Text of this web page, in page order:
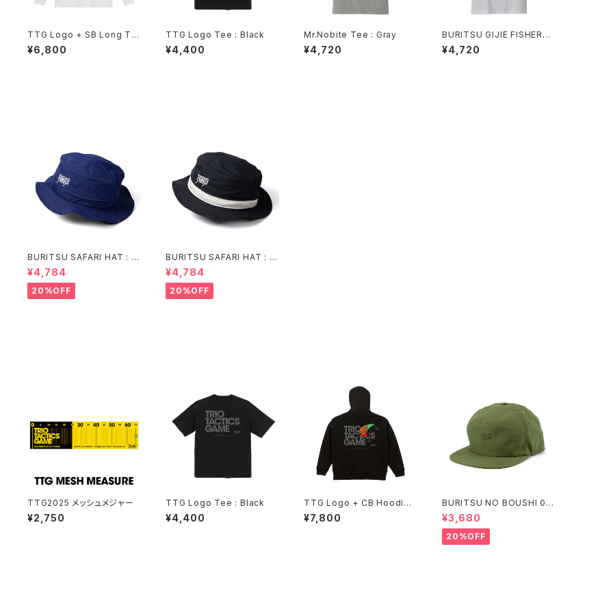
TTG Logo + SB Long Te
e : White
¥6,800
TTG Logo Tee : Black
¥4,400
Mr.Nobite Tee : Gray
¥4,720
BURITSU GIJIE FISHERM
AN Tee : White
¥4,720
BURITSU SAFARI HAT : N
avy
¥4,784
20%OFF
BURITSU SAFARI HAT : Bl
ack
¥4,784
20%OFF
TTG2025 メッシュメジャー
¥2,750
TTG Logo Tee : Black
¥4,400
TTG Logo + CB Hoodie :
Black
¥7,800
BURITSU NO BOUSHI 00
3 : Olive
¥3,680
20%OFF